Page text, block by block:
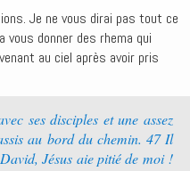
Je ne vous dirai pas tout ce
donner des rhema qui
au ciel après avoir pris
ses disciples et une assez
au bord du chemin. 47 ‭‭Il
Jésus aie pitié de moi !‭